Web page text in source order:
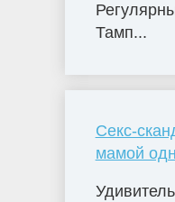
Тамп...
Секс-
мамой